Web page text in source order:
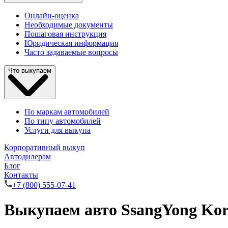
Онлайн-оценка
Необходимые документы
Пошаговая инструкция
Юридическая информация
Часто задаваемые вопросы
Что выкупаем
По маркам автомобилей
По типу автомобилей
Услуги для выкупа
Корпоративный выкуп
Автодилерам
Блог
Контакты
+7 (800) 555-07-41
Выкупаем авто SsangYong